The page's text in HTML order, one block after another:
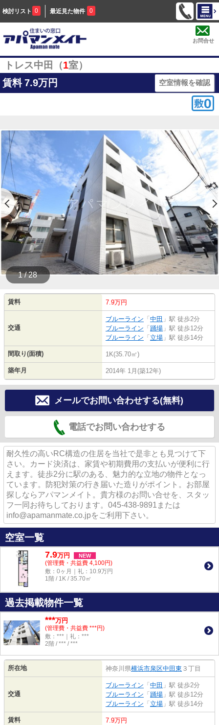
検討リスト 0 最近見た物件 0
お問合せ
トレス中田（1室）
賃料 7.9万円 空室情報を確認
1 / 28
賃料 7.9万円
交通
ブルーライン 「 中田 」駅 徒歩2分
ブルーライン 「 踊場 」駅 徒歩12分
ブルーライン 「 立場 」駅 徒歩14分
間取り(面積) 1K(35.70㎡)
築年月 2014年 1月(築12年)
メールでお問い合わせする(無料)
電話でお問い合わせする
耐久性の高いRC構造の住居を当社で是非とも見つけて下
さい。カード決済は、家賃や初期費用の支払いが便利に行
えます。徒歩2分に駅のある、魅力的な立地の物件となっ
ています。防犯対策の行き届いた造りがポイント。お部屋
探しならアパマンメイト。貴方様のお問い合せを、スタッ
フ一同お待ちしております。045-438-9891または
info@apamanmate.co.jpをご利用下さい。
空室一覧
7.9万円 NEW
(管理費・共益費 4,100円)
敷：0ヶ月｜礼：10.9万円
1階 / 1K / 35.70㎡
過去掲載物件一覧
***万円
(管理費・共益費 ***円)
敷：***｜礼：***
2階 / *** / ***
所在地 神奈川県横浜市泉区中田東 ３丁目
交通
ブルーライン 「 中田 」駅 徒歩2分
ブルーライン 「 踊場 」駅 徒歩12分
ブルーライン 「 立場 」駅 徒歩14分
賃料 7.9万円